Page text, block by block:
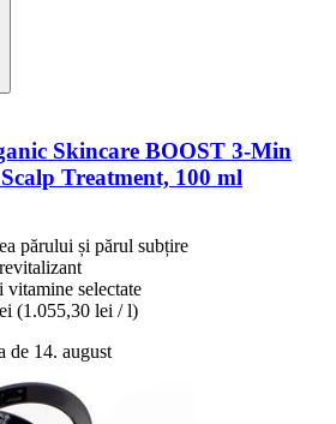
Skincare BOOST 3-​Min
Treatment, 100 ml
părului și părul subțire
vitamine selectate
(1.055,30 lei / l)
de 14. august